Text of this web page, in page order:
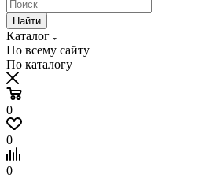
Найти
Каталог
По всему сайту
По каталогу
0
0
0